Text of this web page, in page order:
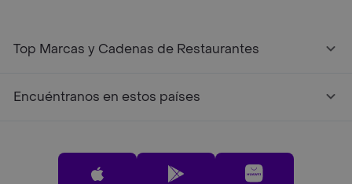
Top Marcas y Cadenas de Restaurantes
Encuéntranos en estos países